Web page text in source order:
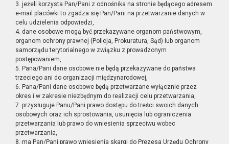
3. jeżeli korzysta Pan/Pani z odnośnika na stronie będącego adresem
e-mail placówki to zgadza się Pan/Pani na przetwarzanie danych w
celu udzielenia odpowiedzi,
4. dane osobowe mogą być przekazywane organom państwowym,
organom ochrony prawnej (Policja, Prokuratura, Sąd) lub organom
samorządu terytorialnego w związku z prowadzonym
postępowaniem,
5. Pana/Pani dane osobowe nie będą przekazywane do państwa
trzeciego ani do organizacji międzynarodowej,
6. Pana/Pani dane osobowe będą przetwarzane wyłącznie przez
okres i w zakresie niezbędnym do realizacji celu przetwarzania,
7. przysługuje Panu/Pani prawo dostępu do treści swoich danych
osobowych oraz ich sprostowania, usunięcia lub ograniczenia
przetwarzania lub prawo do wniesienia sprzeciwu wobec
przetwarzania,
8. ma Pan/Pani prawo wniesienia skargi do Prezesa Urzędu Ochrony